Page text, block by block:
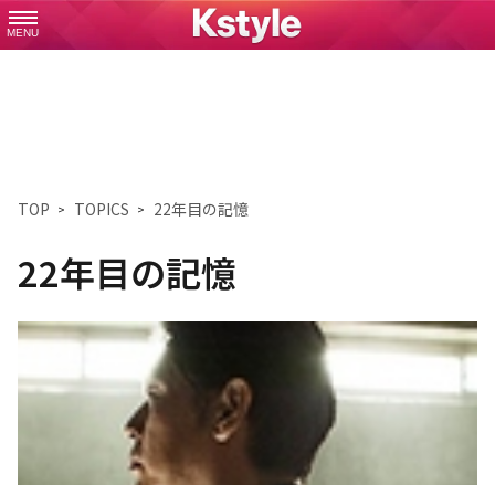
MENU
TOP TOPICS 22年目の記憶
22年目の記憶